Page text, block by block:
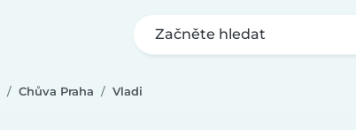
Začněte hledat
Chůva Praha Vladi